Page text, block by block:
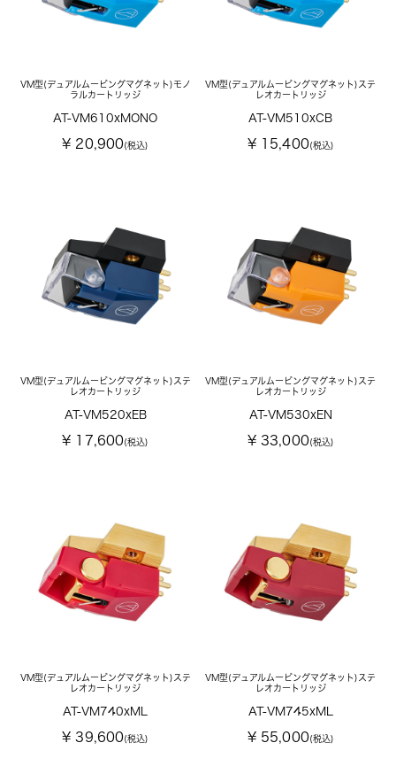
VM型(デュアルムービングマグネット)モノ
ラルカートリッジ
AT-VM610xMONO
¥ 20,900(税込)
VM型(デュアルムービングマグネット)ステ
レオカートリッジ
AT-VM510xCB
¥ 15,400(税込)
VM型(デュアルムービングマグネット)ステ
レオカートリッジ
AT-VM520xEB
¥ 17,600(税込)
VM型(デュアルムービングマグネット)ステ
レオカートリッジ
AT-VM530xEN
¥ 33,000(税込)
VM型(デュアルムービングマグネット)ステ
レオカートリッジ
AT-VM740xML
¥ 39,600(税込)
VM型(デュアルムービングマグネット)ステ
レオカートリッジ
AT-VM745xML
¥ 55,000(税込)